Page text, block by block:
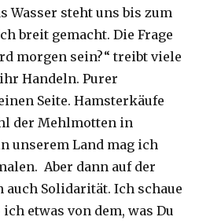
Wasser steht uns bis zum
breit gemacht. Die Frage
morgen sein?“ treibt viele
Handeln. Purer
Seite. Hamsterkäufe
der Mehlmotten in
unserem Land mag ich
Aber dann auf der
auch Solidarität. Ich schaue
etwas von dem, was Du